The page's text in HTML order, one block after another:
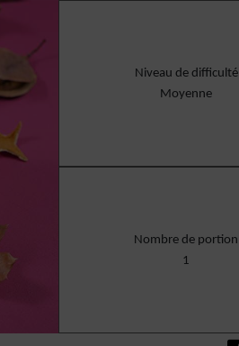
Niveau de difficulté
Moyenne
Nombre de portion
1